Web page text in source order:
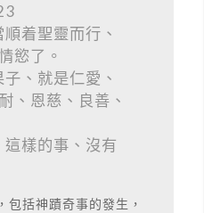
着聖靈而行、
慾了。
、就是仁愛、
、恩慈、良善、
樣的事、沒有
包括神蹟奇事的發生，